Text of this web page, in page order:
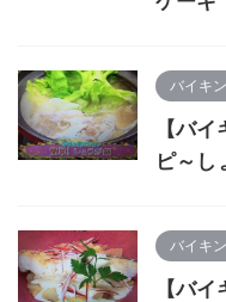
バイキ
【バ
ピ～し
バイキ
【バ